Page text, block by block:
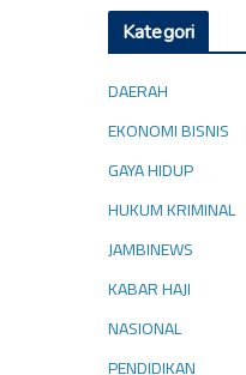
Kategori
DAERAH
EKONOMI BISNIS
GAYA HIDUP
HUKUM KRIMINAL
JAMBINEWS
KABAR HAJI
NASIONAL
PENDIDIKAN